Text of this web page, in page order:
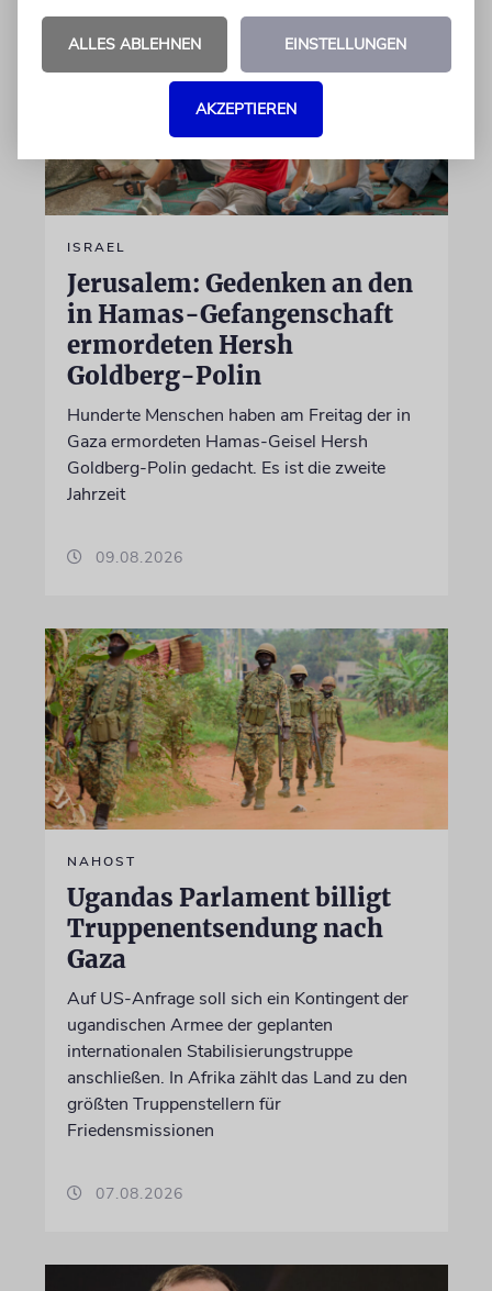
ISRAEL
Jerusalem: Gedenken an den
in Hamas-Gefangenschaft
ermordeten Hersh
Goldberg-Polin
Hunderte Menschen haben am Freitag der in
Gaza ermordeten Hamas-Geisel Hersh
Goldberg-Polin gedacht. Es ist die zweite
Jahrzeit
09.08.2026
NAHOST
Ugandas Parlament billigt
Truppenentsendung nach
Gaza
Auf US-Anfrage soll sich ein Kontingent der
ugandischen Armee der geplanten
internationalen Stabilisierungstruppe
anschließen. In Afrika zählt das Land zu den
größten Truppenstellern für
Friedensmissionen
07.08.2026
ALLES ABLEHNEN EINSTELLUNGEN
AKZEPTIEREN